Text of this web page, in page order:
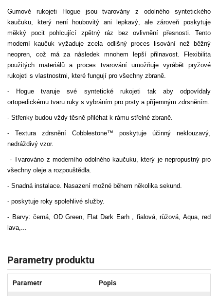
Gumové rukojeti Hogue jsou tvarovány z odolného syntetického
kaučuku, který není houbovitý ani lepkavý, ale zároveň poskytuje
měkký pocit pohlcující zpětný ráz bez ovlivnění přesnosti. Tento
moderní kaučuk vyžaduje zcela odlišný proces lisování než běžný
neopren, což má za následek mnohem lepší přilnavost. Flexibilita
použitých materiálů a proces tvarování umožňuje vyrábět pryžové
rukojeti s vlastnostmi, které fungují pro všechny zbraně.
- Hogue tvaruje své syntetické rukojeti tak aby odpovídaly
ortopedickému tvaru ruky s vybráním pro prsty a příjemným zdrsněním.
- Střenky budou vždy těsně přiléhat k rámu střelné zbraně.
- Textura zdrsnění Cobblestone™ poskytuje účinný neklouzavý,
nedráždivý vzor.
- Tvarováno z moderního odolného kaučuku, který je nepropustný pro
všechny oleje a rozpouštědla.
- Snadná instalace. Nasazení možné během několika sekund.
- poskytuje roky spolehlivé služby.
- Barvy: černá, OD Green, Flat Dark Earh , fialová, růžová, Aqua, red
lava,...
Parametry produktu
Parametr Popis